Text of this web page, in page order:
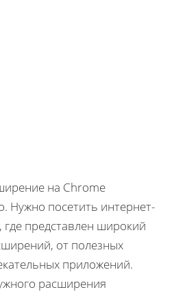
на Chrome
Нужно посетить интернет-
где представлен широкий
от полезных
приложений.
расширения